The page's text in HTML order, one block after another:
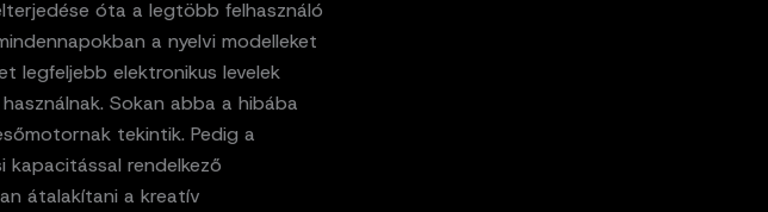
óta a legtöbb felhasználó
a nyelvi modelleket
legfeljebb elektronikus levelek
Sokan abba a hibába
tekintik. Pedig a
rendelkező
átalakítani a kreatív